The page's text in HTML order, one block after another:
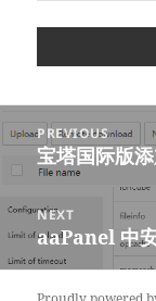
navigation
PREVIOUS
Previous
post:
宝塔国际版
NEXT
Next
post:
aaPanel 中